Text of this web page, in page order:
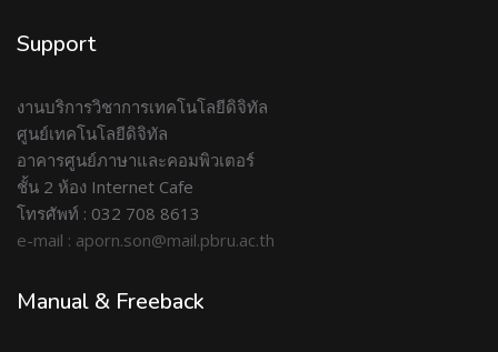
Support
งานบริการวิชาการเทคโนโลยีดิจิทัล
ศูนย์เทคโนโลยีดิจิทัล
อาคารศูนย์ภาษาและคอมพิวเตอร์
ชั้น 2 ห้อง Internet Cafe
โทรศัพท์ : 032 708 8613
e-mail : aporn.son@mail.pbru.ac.th
Manual & Freeback